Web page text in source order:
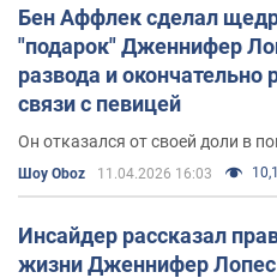
Бен Аффлек сделал
"подарок" Дженнифер
развода и окончательно
связи с певицей
Он отказался от своей доли в
Шоу Oboz 11.04.2026 16:03
Инсайдер рассказал
жизни Дженнифер Лопес